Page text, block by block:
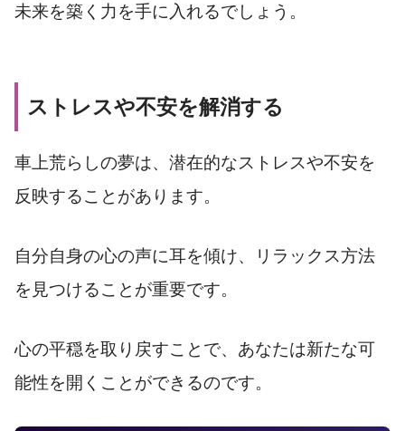
未来を築く力を手に入れるでしょう。
ストレスや不安を解消する
車上荒らしの夢は、潜在的なストレスや不安を
反映することがあります。
自分自身の心の声に耳を傾け、リラックス方法
を見つけることが重要です。
心の平穏を取り戻すことで、あなたは新たな可
能性を開くことができるのです。